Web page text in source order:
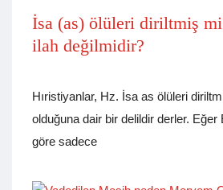
İsa (as) ölüleri diriltmiş
ilah değilmidir?
Hıristiyanlar, Hz. İsa as ölüleri
olduğuna dair bir delildir derler. Eğer
göre sadece